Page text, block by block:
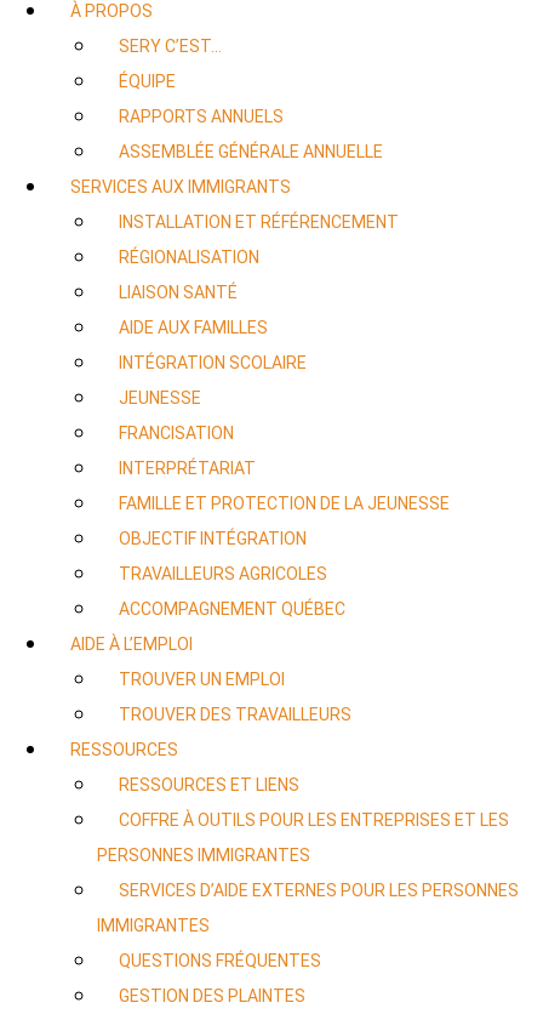
À PROPOS
SERY C’EST…
ÉQUIPE
RAPPORTS ANNUELS
ASSEMBLÉE GÉNÉRALE ANNUELLE
SERVICES AUX IMMIGRANTS
INSTALLATION ET RÉFÉRENCEMENT
RÉGIONALISATION
LIAISON SANTÉ
AIDE AUX FAMILLES
INTÉGRATION SCOLAIRE
JEUNESSE
FRANCISATION
INTERPRÉTARIAT
FAMILLE ET PROTECTION DE LA JEUNESSE
OBJECTIF INTÉGRATION
TRAVAILLEURS AGRICOLES
ACCOMPAGNEMENT QUÉBEC
AIDE À L’EMPLOI
TROUVER UN EMPLOI
TROUVER DES TRAVAILLEURS
RESSOURCES
RESSOURCES ET LIENS
COFFRE À OUTILS POUR LES ENTREPRISES ET LES
PERSONNES IMMIGRANTES
SERVICES D’AIDE EXTERNES POUR LES PERSONNES
IMMIGRANTES
QUESTIONS FRÉQUENTES
GESTION DES PLAINTES